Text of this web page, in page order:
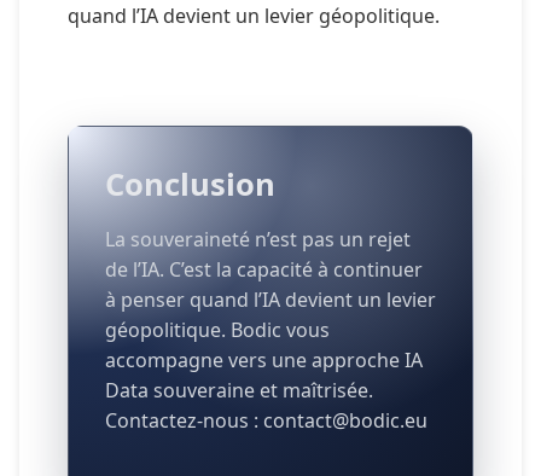
quand l’IA devient un levier géopolitique.
Conclusion
La souveraineté n’est pas un rejet
de l’IA. C’est la capacité à continuer
à penser quand l’IA devient un levier
géopolitique. Bodic vous
accompagne vers une approche IA
Data souveraine et maîtrisée.
Contactez-nous : contact@bodic.eu